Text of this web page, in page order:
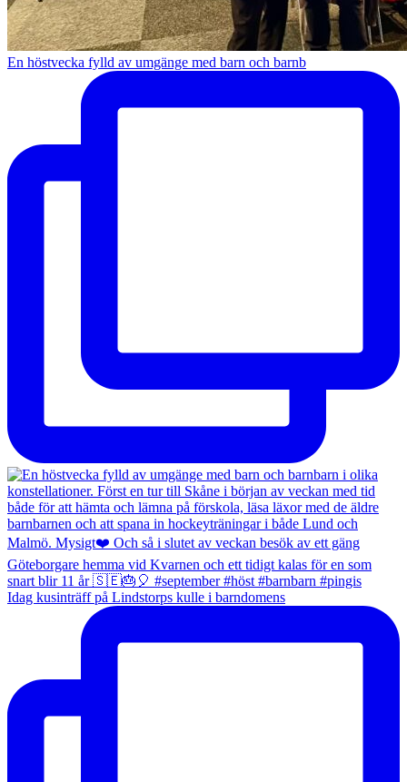
En höstvecka fylld av umgänge med barn och barnb
Idag kusinträff på Lindstorps kulle i barndomens